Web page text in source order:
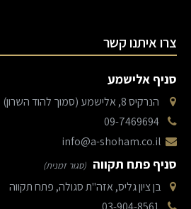
צרו איתנו קשר
סניף אלישמע
הנרקיס 8, אלישמע (סמוך להוד השרון)
info@a-shoham.co.il
סניף פתח תקווה (סגור זמנית)
בן ציון גליס, אזה"ת סגולה, פתח תקווה